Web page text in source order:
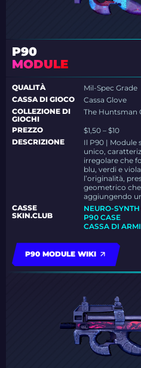
P90
MODULE
QUALITÀ
Mil-Spec Grade
CASSA DI GIOCO
Cassa Glove
COLLEZIONE DI
GIOCHI
The Huntsman
PREZZO
$1,50 – $10
DESCRIZIONE
Il P90 | Module
unico,
irregolare che
blu, verdi e
l’originalità,
geometrico
aggiungendo
CASSE
SKIN.CLUB
NEURO-
P90 CASE
CASSA DI
P90 MODULE WIKI